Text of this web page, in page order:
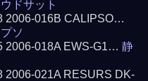
ドサット
2006-016B CALIPSO…
ソ
2006-018A EWS-G1…静
2006-021A RESURS DK-